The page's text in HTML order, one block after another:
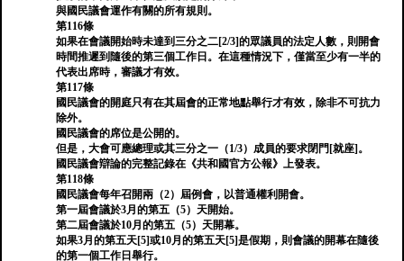
與國民議會運作有關的所有規則。
第116條
如果在會議開始時未達到三分之二[2/3]的眾議員的法定人數，則開會
時間推遲到隨後的第三個工作日。在這種情況下，僅當至少有一半的
代表出席時，審議才有效。
第117條
國民議會的開庭只有在其屆會的正常地點舉行才有效，除非不可抗力
除外。
國民議會的席位是公開的。
但是，大會可應總理或其三分之一（1/3）成員的要求閉門[就座]。
國民議會辯論的完整記錄在《共和國官方公報》上發表。
第118條
國民議會每年召開兩（2）屆例會，以普通權利開會。
第一屆會議於3月的第五（5）天開始。
第二屆會議於10月的第五（5）天開幕。
如果3月的第五天[5]或10月的第五天[5]是假期，則會議的開幕在隨後
的第一個工作日舉行。